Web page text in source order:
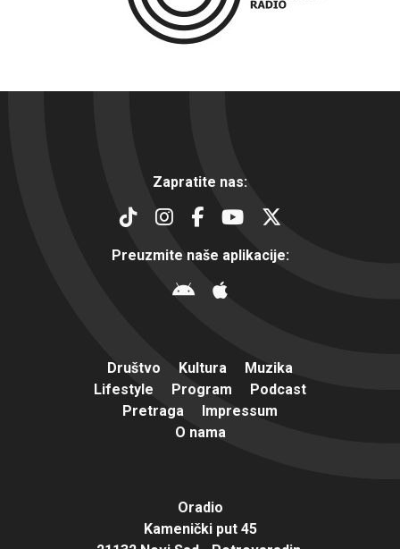
Zapratite nas:
Preuzmite naše aplikacije:
Društvo Kultura
Muzika
Lifestyle
Program
Podcast
Pretraga
Impressum
O nama
Oradio
Kamenički put 45